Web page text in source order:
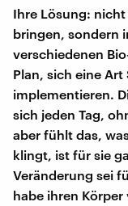
Ihre Lösung: nicht
bringen, sondern
verschiedenen
Plan, sich eine Art
implementieren.
sich jeden Tag,
aber fühlt das,
klingt, ist für sie
Veränderung sei
habe ihren